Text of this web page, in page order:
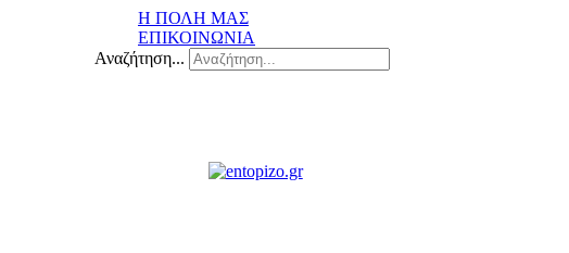
Η ΠΟΛΗ ΜΑΣ
ΕΠΙΚΟΙΝΩΝΙΑ
Αναζήτηση...